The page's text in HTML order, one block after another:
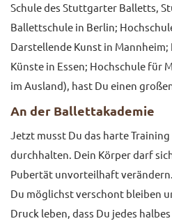
Schule des Stuttgarter Balletts,
Ballettschule in Berlin;
Darstellende Kunst in
Künste in Essen; Hochschule für
im Ausland), hast Du einen
An der Ballettakademie
Jetzt musst Du das harte
durchhalten. Dein Körper darf
Pubertät unvorteilhaft
Du möglichst verschont bleiben
Druck leben, dass Du jedes